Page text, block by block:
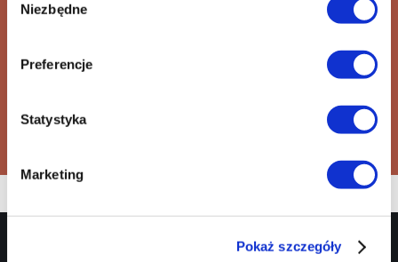
zgody
Niezbędne
Preferencje
Statystyka
Marketing
Pokaż szczegóły
Targowa 1/3